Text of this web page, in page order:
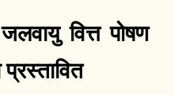
वित्त पोषण